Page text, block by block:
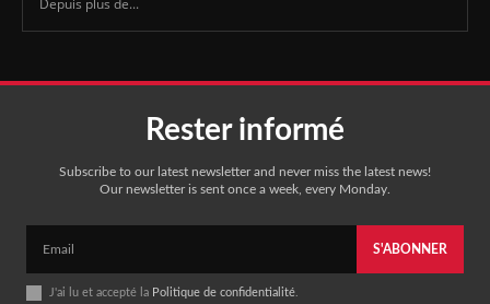
Rester informé
Subscribe to our latest newsletter and never miss the latest news!
Our newsletter is sent once a week, every Monday.
S'ABONNER
J'ai lu et accepté la Politique de confidentialité